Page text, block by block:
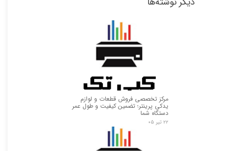
مرکز تخصصی فروش قطعات و لوازم
یدکی پرینتر؛ تضمین کیفیت و طول عمر
دستگاه شما
۲۲ تیر ۰۵